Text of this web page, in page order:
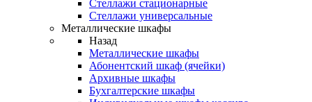
Стеллажи стационарные
Стеллажи универсальные
Металлические шкафы
Назад
Металлические шкафы
Абонентский шкаф (ячейки)
Архивные шкафы
Бухгалтерские шкафы